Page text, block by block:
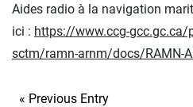
Aides radio à la navigation
ici : https://www.ccg-
sctm/ramn-arnm/docs/RAMN-
« Previous Entry